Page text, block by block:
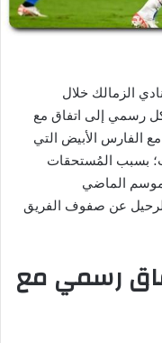
الزمالك خلال
رسمي إلى اتفاق مع
الفارس الأبيض التي
بسبب المُستحقات
الماضي
من الرحيل عن صفوف الفريق
رسمي مع